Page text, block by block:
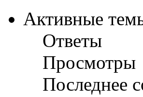
Активные
Ответы
Просмотры
Последнее